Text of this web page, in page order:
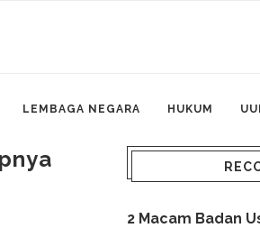
LEMBAGA NEGARA HUKUM
2 Macam Badan